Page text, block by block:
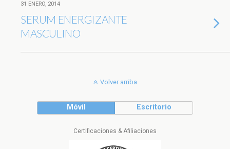
31 ENERO, 2014
SERUM ENERGIZANTE
MASCULINO
Volver arriba
Móvil Escritorio
Certificaciones & Afiliaciones